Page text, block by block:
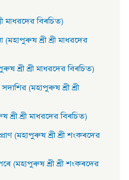
মাধৱদেৱ বিৰচিত)
(মহাপুৰুষ শ্ৰী শ্ৰী মাধৱদেৱ
শ্ৰী শ্ৰী মাধৱদেৱ বিৰচিত)
(মহাপুৰুষ শ্ৰী শ্ৰী
শ্ৰী মাধৱদেৱ বিৰচিত)
(মহাপুৰুষ শ্ৰী শ্ৰী শংকৰদেৱ
(মহাপুৰুষ শ্ৰী শ্ৰী শংকৰদেৱ